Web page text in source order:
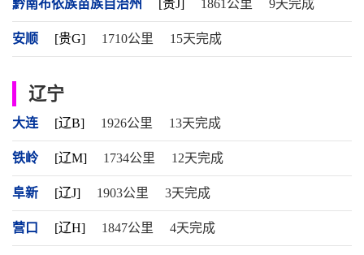
黔南布依族苗族自治州 [贵J] 1861公里 9天完成
安顺 [贵G] 1710公里 15天完成
辽宁
大连 [辽B] 1926公里 13天完成
铁岭 [辽M] 1734公里 12天完成
阜新 [辽J] 1903公里 3天完成
营口 [辽H] 1847公里 4天完成